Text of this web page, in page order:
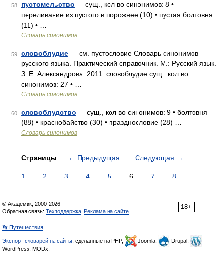
58 пустомельство — сущ., кол во синонимов: 8 •
переливание из пустого в порожнее (10) • пустая болтовня
(11) • …
Словарь синонимов
59 словоблудие — см. пустословие Словарь синонимов
русского языка. Практический справочник. М.: Русский язык.
З. Е. Александрова. 2011. словоблудие сущ., кол во
синонимов: 27 • …
Словарь синонимов
60 словоблудство — сущ., кол во синонимов: 9 • болтовня
(88) • краснобайство (30) • празднословие (28) …
Словарь синонимов
Страницы ← Предыдущая Следующая →
1 2 3 4 5 6 7 8
18+
© Академик, 2000-2026
Обратная связь: Техподдержка Реклама на сайте
👣 Путешествия
Экспорт словарей на сайты , сделанные на PHP, Joomla,
Drupal,
WordPress, MODx.